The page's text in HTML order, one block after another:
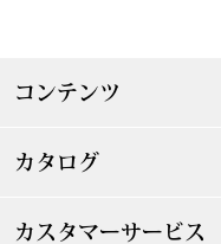
コンテンツ
カタログ
カスタマーサービス